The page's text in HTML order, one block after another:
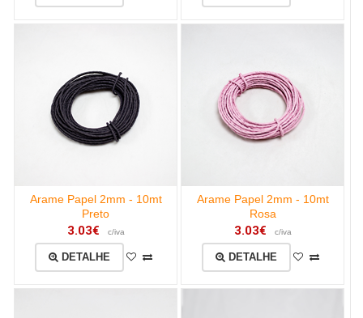
Arame Papel 2mm - 10mt
Preto
3.03€ c/iva
DETALHE
Arame Papel 2mm - 10mt
Rosa
3.03€ c/iva
DETALHE